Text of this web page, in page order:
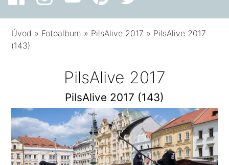
Úvod » Fotoalbum » PilsAlive 2017 » PilsAlive 2017
(143)
PilsAlive 2017
PilsAlive 2017 (143)